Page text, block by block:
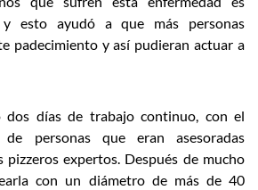
esto ayudó a que más personas
padecimiento y así pudieran actuar a
dos días de trabajo continuo, con el
personas que eran asesoradas
expertos. Después de mucho
con un diámetro de más de 40